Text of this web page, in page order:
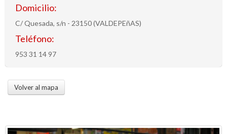
Domicilio:
C/ Quesada, s/n - 23150 (VALDEPEñAS)
Teléfono:
953 31 14 97
Volver al mapa